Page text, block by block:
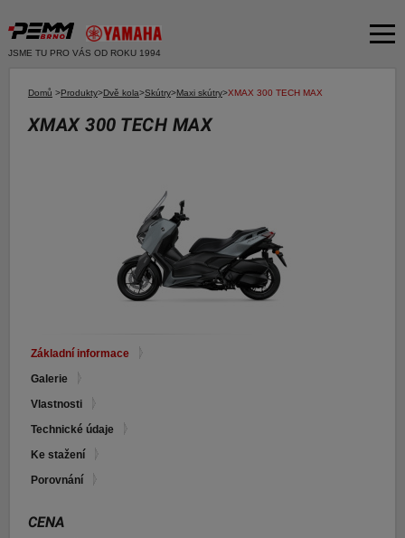
JSME TU PRO VÁS OD ROKU 1994
Produkty
Čtyři kola
Čtyřkolky
E-SHOP YAMAHA
Bazar moto
Bazar ND
Domů >Produkty>Dvě kola>Skútry>Maxi skútry>XMAX 300 TECH MAX
XMAX 300 TECH MAX
Základní informace
Galerie
Vlastnosti
Technické údaje
Ke stažení
Porovnání
CENA